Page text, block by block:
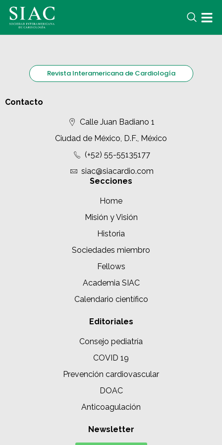
Revista Interamericana de Cardiología
Contacto
Calle Juan Badiano 1
Ciudad de México, D.F., México
(+52) 55-55135177
siac@siacardio.com
Secciones
Home
Misión y Visión
Historia
Sociedades miembro
Fellows
Academia SIAC
Calendario científico
Editoriales
Consejo pediatría
COVID 19
Prevención cardiovascular
DOAC
Anticoagulación
Newsletter